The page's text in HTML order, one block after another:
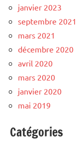
janvier 2023
septembre 2021
mars 2021
décembre 2020
avril 2020
mars 2020
janvier 2020
mai 2019
Catégories